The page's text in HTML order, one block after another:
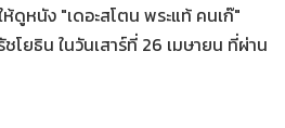
ดูหนัง "เดอะสโตน พระแท้ คนเก๊"
โยธิน ในวันเสาร์ที่ 26 เมษายน ที่ผ่าน